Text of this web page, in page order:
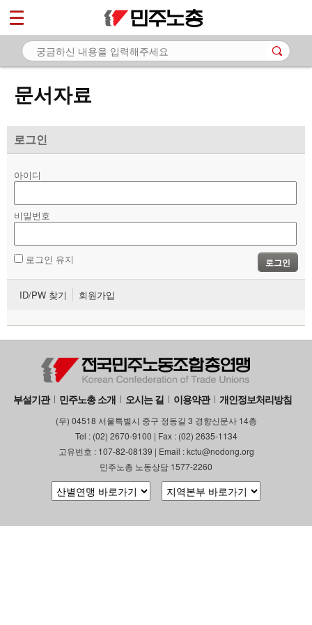
문서자료
로그인
아이디
비밀번호
로그인 유지 로그인
ID/PW 찾기 회원가입
부설기관 민주노총 소개 오시는 길 이용약관 개인정보처리방침
(우) 04518 서울특별시 중구 정동길 3 경향신문사 14층
Tel : (02) 2670-9100 | Fax : (02) 2635-1134
고유번호 : 107-82-08139 | Email : kctu@nodong.org
민주노총 노동상담 1577-2260
마이페이지
소개
노동상담
자료
- 미디어자료
- 카드뉴스
부설기관